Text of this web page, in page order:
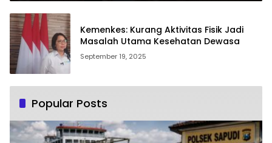
Kemenkes: Kurang Aktivitas Fisik Jadi
Masalah Utama Kesehatan Dewasa
September 19, 2025
Popular Posts